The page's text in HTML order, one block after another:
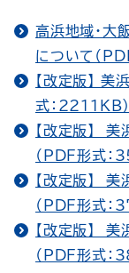
高浜地域・大
について（
【改定版】 美
式：2211KB）
【改定版】 美
（PDF形式：
【改定版】 美
（PDF形式：
【改定版】 美
（PDF形式：